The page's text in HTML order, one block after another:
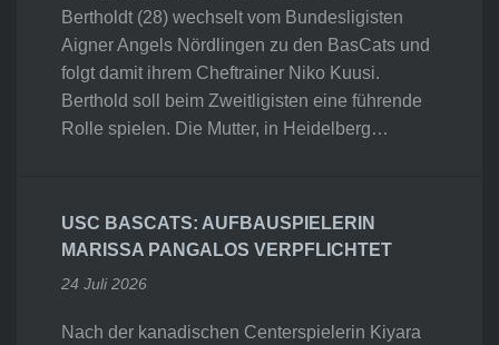
Bertholdt (28) wechselt vom Bundesligisten
Aigner Angels Nördlingen zu den BasCats und
folgt damit ihrem Cheftrainer Niko Kuusi.
Berthold soll beim Zweitligisten eine führende
Rolle spielen. Die Mutter, in Heidelberg…
USC BASCATS: AUFBAUSPIELERIN
MARISSA PANGALOS VERPFLICHTET
24 Juli 2026
Nach der kanadischen Centerspielerin Kiyara